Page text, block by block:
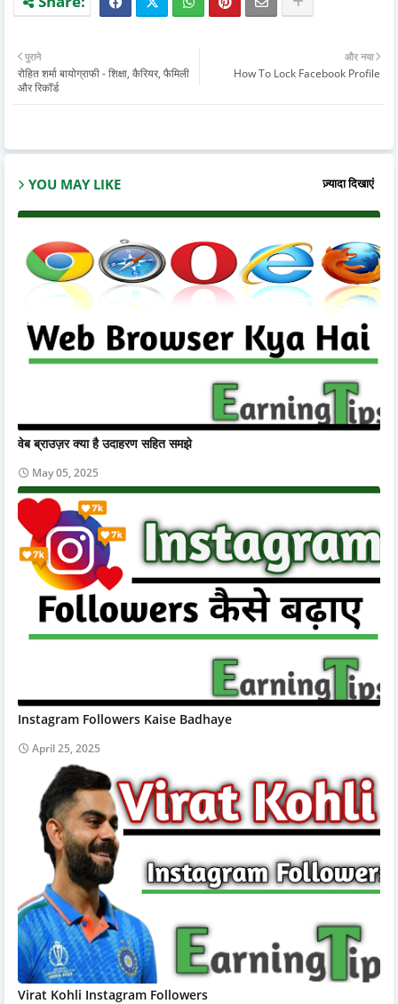
और नया
How To Lock Facebook Profile
पुराने
रोहित शर्मा बायोग्राफी - शिक्षा, कैरियर, फैमिली
और रिकॉर्ड
YOU MAY LIKE ज़्यादा दिखाएं
वेब ब्राउज़र क्या है उदाहरण सहित समझे
May 05, 2025
Instagram Followers Kaise Badhaye
April 25, 2025
Virat Kohli Instagram Followers